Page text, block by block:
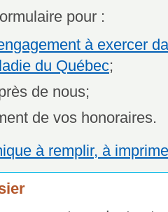
pour :
à exercer
du Québec;
de nous;
de vos honoraires.
à remplir, à